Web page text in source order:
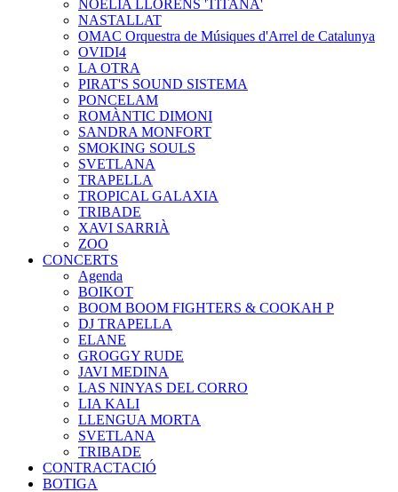
NOELIA LLORENS 'TITANA'
NASTALLAT
OMAC Orquestra de Músiques d'Arrel de Catalunya
OVIDI4
LA OTRA
PIRAT'S SOUND SISTEMA
PONCELAM
ROMÀNTIC DIMONI
SANDRA MONFORT
SMOKING SOULS
SVETLANA
TRAPELLA
TROPICAL GALAXIA
TRIBADE
XAVI SARRIÀ
ZOO
CONCERTS
Agenda
BOIKOT
BOOM BOOM FIGHTERS & COOKAH P
DJ TRAPELLA
ELANE
GROGGY RUDE
JAVI MEDINA
LAS NINYAS DEL CORRO
LIA KALI
LLENGUA MORTA
SVETLANA
TRIBADE
CONTRACTACIÓ
BOTIGA